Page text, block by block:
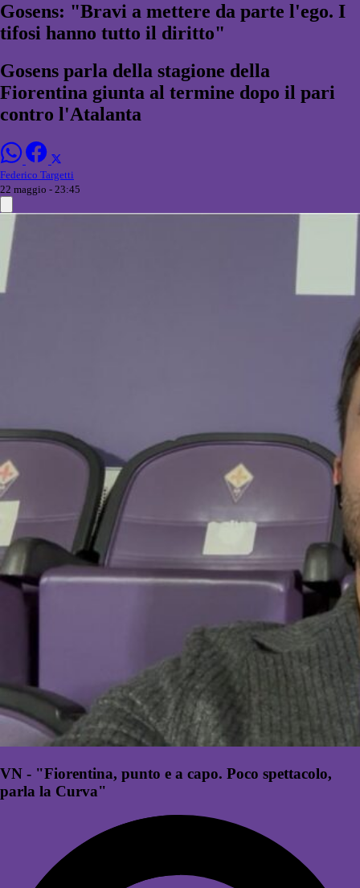
Gosens: "Bravi a mettere da parte l'ego. I
tifosi hanno tutto il diritto"
Gosens parla della stagione della
Fiorentina giunta al termine dopo il pari
contro l'Atalanta
Federico Targetti
22 maggio - 23:45
VN - "Fiorentina, punto e a capo. Poco spettacolo,
parla la Curva"